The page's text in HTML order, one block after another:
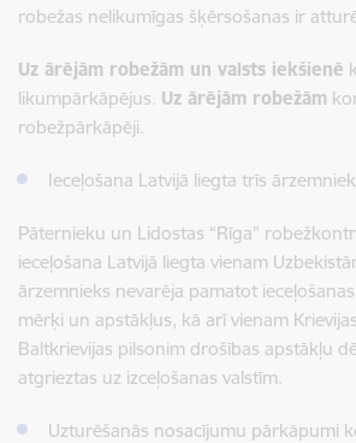
robežas nelikumīgas šķērsošanas ir
Uz ārējām robežām un valsts iekšienē
likumpārkāpējus. Uz ārējām robežām
robežpārkāpēji.
Ieceļošana Latvijā liegta trīs
Pāternieku un Lidostas “Rīga”
ieceļošana Latvijā liegta vienam
ārzemnieks nevarēja pamatot
mērķi un apstākļus, kā arī vienam
Baltkrievijas pilsonim drošības apstākļu
atgrieztas uz izceļošanas valstīm.
Uzturēšanās nosacījumu pārkāpumi